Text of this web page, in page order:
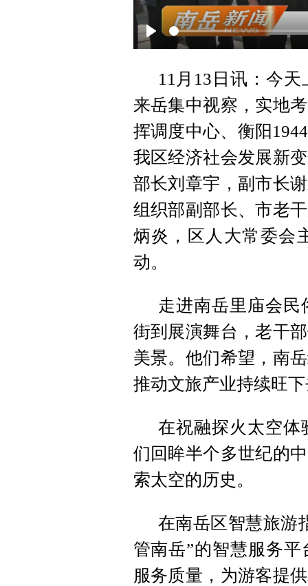
Play
11月13日讯：今
来岳集中视察，实地
挥调度中心、衡阳
我区经济社会发展新
部长刘章宇，副市长
组织部副部长、市老
炳炎，区人大常委会
动。
走进南岳里庙会
街到展演舞台，老干
美景。他们希望，南
推动文旅产业持续旺
在祝融探火太空体
们回眸半个多世纪的
索太空的历史。
在南岳区智慧旅游
管南岳”的智慧服务
服务质量，为游客提